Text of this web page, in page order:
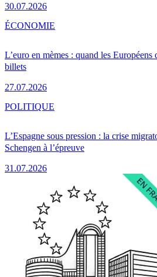
30.07.2026
L’euro en mèmes : quand les
billets
27.07.2026
ÉCONOMIE
L’Espagne sous pression : la crise
Schengen à l’épreuve
31.07.2026
POLITIQUE